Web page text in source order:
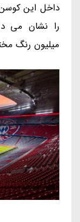
داخل این
میلیون رنگ